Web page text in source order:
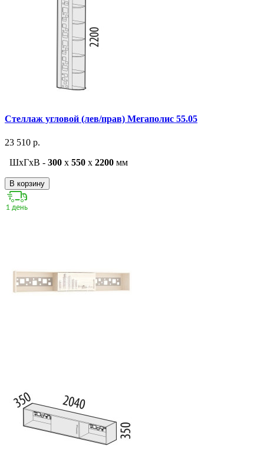
Стеллаж угловой (лев/прав) Мегаполис 55.05
23 510 р.
ШxГxВ - 300 x 550 x 2200 мм
В корзину